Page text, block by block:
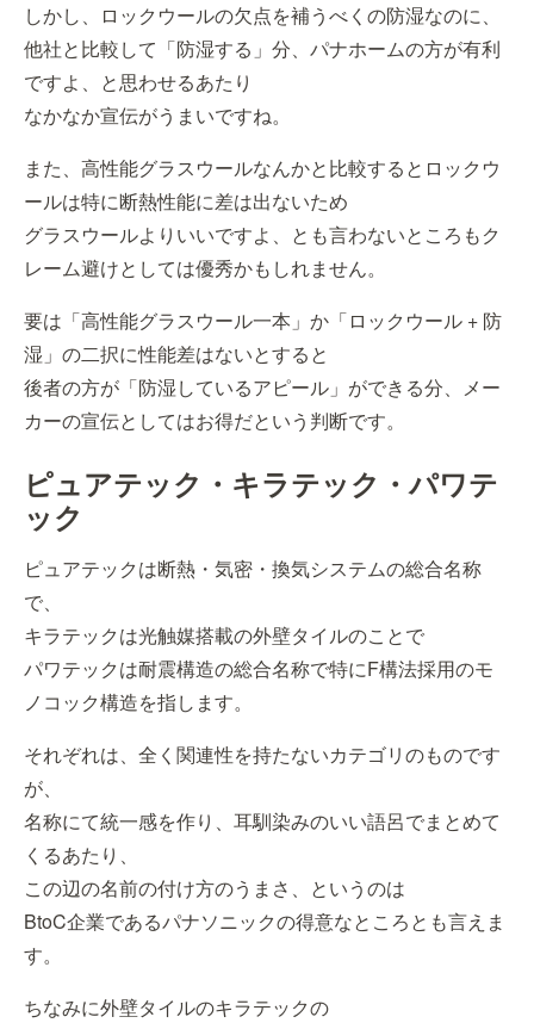
しかし、ロックウールの欠点を補うべくの防湿なのに、
他社と比較して「防湿する」分、パナホームの方が有利
ですよ、と思わせるあたり
なかなか宣伝がうまいですね。
また、高性能グラスウールなんかと比較するとロックウ
ールは特に断熱性能に差は出ないため
グラスウールよりいいですよ、とも言わないところもク
レーム避けとしては優秀かもしれません。
要は「高性能グラスウール一本」か「ロックウール + 防
湿」の二択に性能差はないとすると
後者の方が「防湿しているアピール」ができる分、メー
カーの宣伝としてはお得だという判断です。
ピュアテック・キラテック・パワテ
ック
ピュアテックは断熱・気密・換気システムの総合名称
で、
キラテックは光触媒搭載の外壁タイルのことで
パワテックは耐震構造の総合名称で特にF構法採用のモ
ノコック構造を指します。
それぞれは、全く関連性を持たないカテゴリのものです
が、
名称にて統一感を作り、耳馴染みのいい語呂でまとめて
くるあたり、
この辺の名前の付け方のうまさ、というのは
BtoC企業であるパナソニックの得意なところとも言えま
す。
ちなみに外壁タイルのキラテックの